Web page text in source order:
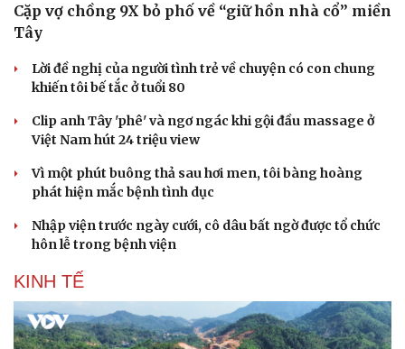
Doanh nghiệp 24h
Doanh nhân
Vì cộng đồng
Tin Công nghệ
Cặp vợ chồng 9X bỏ phố về “giữ hồn nhà cổ” miền
Tây
Lời đề nghị của người tình trẻ về chuyện có con chung
khiến tôi bế tắc ở tuổi 80
Clip anh Tây 'phê' và ngơ ngác khi gội đầu massage ở
Việt Nam hút 24 triệu view
Vì một phút buông thả sau hơi men, tôi bàng hoàng
phát hiện mắc bệnh tình dục
Nhập viện trước ngày cưới, cô dâu bất ngờ được tổ chức
hôn lễ trong bệnh viện
KINH TẾ